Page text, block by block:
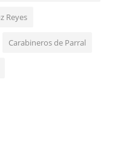
Reyes
Carabineros de Parral